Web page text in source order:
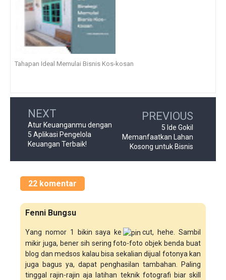
Tahapan Ideal Memulai Bisnis Kos-kosan
NEXT
Atur Keuanganmu dengan
5 Aplikasi Pengelola
Keuangan Terbaik!
PREVIOUS
5 Ide Gokil
Memanfaatkan Lahan
Kosong untuk Bisnis
22 komentar
Fenni Bungsu
Yang nomor 1 bikin saya ke
cut, hehe. Sambil
mikir juga, bener sih sering foto-foto objek benda buat
blog dan medsos kalau bisa sekalian dijual fotonya kan
juga bagus ya, dapat penghasilan tambahan. Paling
tinggal rajin-rajin aja latihan teknik fotografi biar skill